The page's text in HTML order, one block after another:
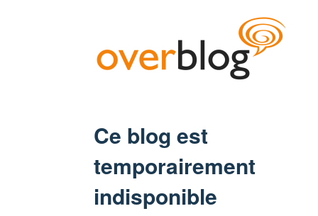
Ce blog est
temporairement
indisponible